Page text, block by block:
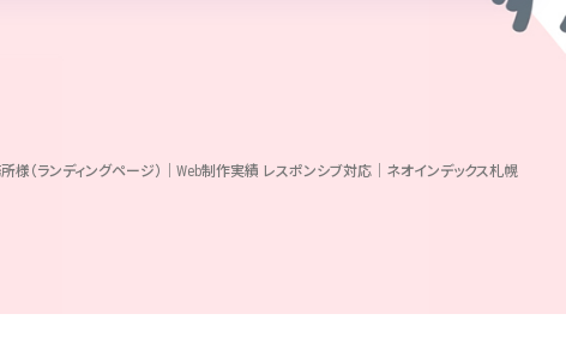
様（ランディングページ）｜Web制作実績 レスポンシブ対応｜ネオインデックス札幌